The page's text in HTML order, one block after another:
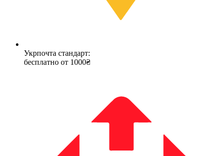
Укрпочта стандарт:
бесплатно от 1000₴